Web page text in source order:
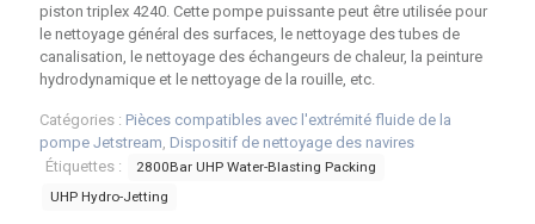
piston triplex 4240. Cette pompe puissante peut être utilisée pour
le nettoyage général des surfaces, le nettoyage des tubes de
canalisation, le nettoyage des échangeurs de chaleur, la peinture
hydrodynamique et le nettoyage de la rouille, etc.
Catégories : Pièces compatibles avec l'extrémité fluide de la
pompe Jetstream Dispositif de nettoyage des navires
Étiquettes :
2800Bar UHP Water-Blasting Packing
UHP Hydro-Jetting